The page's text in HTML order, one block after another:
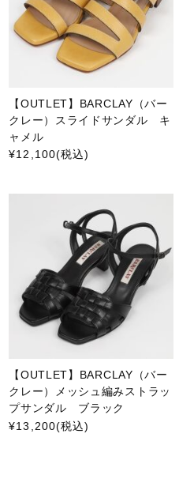
【OUTLET】BARCLAY（バー
クレー）スライドサンダル キ
ャメル
¥12,100(税込)
【OUTLET】BARCLAY（バー
クレー）メッシュ編みストラッ
プサンダル ブラック
¥13,200(税込)